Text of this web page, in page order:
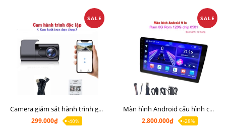
SALE
Camera giám sát hành trình giá rẻ, cam hành trình cho màn Android, cam hành trình kết nối điện thoại
299.000₫
-40%
SALE
Màn hình Android cấu hình cao Ram 6G Rom 128G chip 8 nhân 8581
2.800.000₫
-28%